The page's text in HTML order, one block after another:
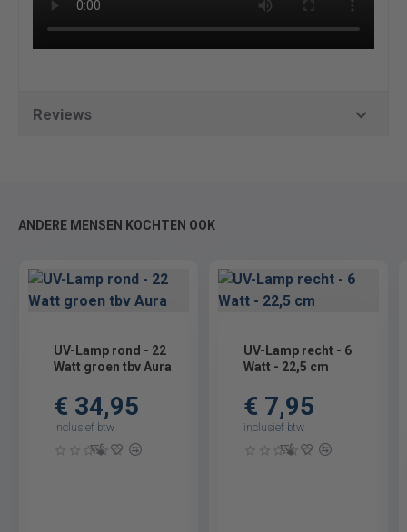
Reviews
ANDERE MENSEN KOCHTEN OOK
UV-Lamp rond - 22
Watt groen tbv Aura
€ 34,95
inclusief btw
UV-Lamp recht - 6
Watt - 22,5 cm
€ 7,95
inclusief btw